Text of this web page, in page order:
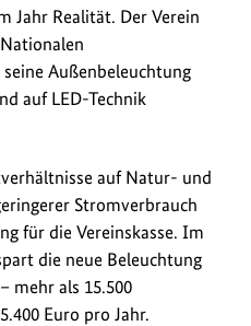
Jahr Realität. Der Verein
seine Außenbeleuchtung
auf LED-Technik
auf Natur- und
Stromverbrauch
für die Vereinskasse. Im
die neue Beleuchtung
mehr als 15.500
Euro pro Jahr.